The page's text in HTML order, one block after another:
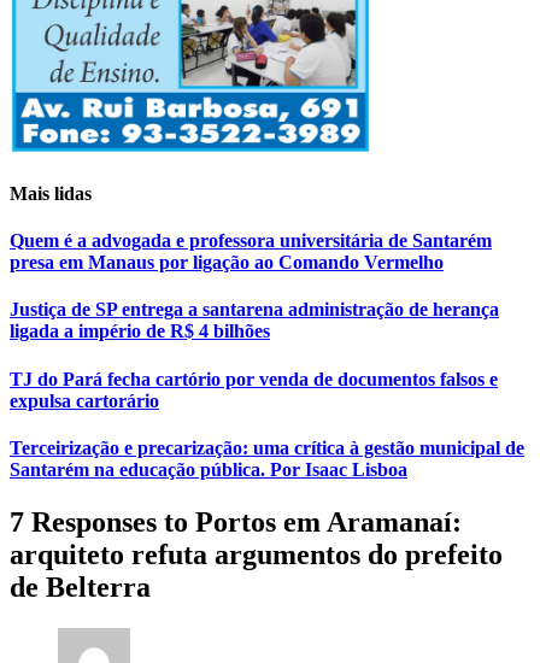
Mais lidas
Quem é a advogada e professora universitária de Santarém
presa em Manaus por ligação ao Comando Vermelho
Justiça de SP entrega a santarena administração de herança
ligada a império de R$ 4 bilhões
TJ do Pará fecha cartório por venda de documentos falsos e
expulsa cartorário
Terceirização e precarização: uma crítica à gestão municipal de
Santarém na educação pública. Por Isaac Lisboa
7 Responses to Portos em Aramanaí:
arquiteto refuta argumentos do prefeito
de Belterra